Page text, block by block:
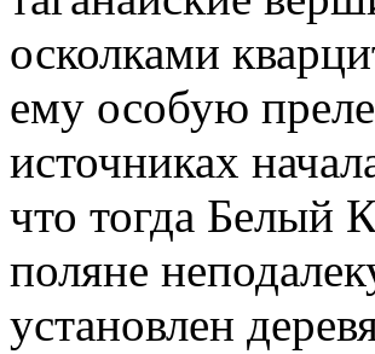
осколками
ему особую
источниках
что тогда Белый
поляне
установлен